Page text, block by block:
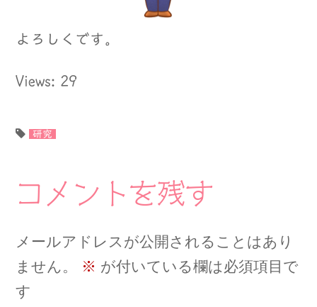
よろしくです。
Views: 29
研究
コメントを残す
メールアドレスが公開されることはあり
ません。
※ が付いている欄は必須項目で
す